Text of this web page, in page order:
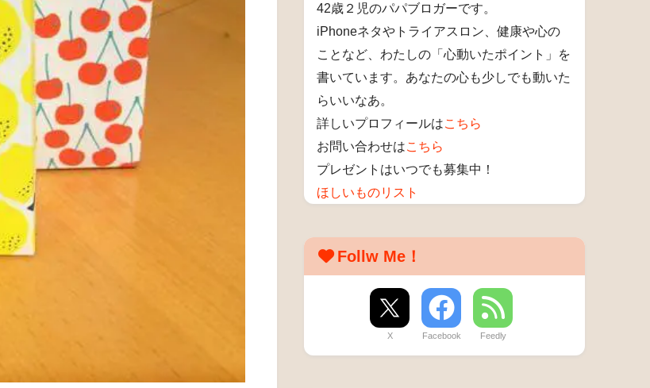
42歳２児のパパブロガーです。
iPhoneネタやトライアスロン、健康や心の
ことなど、わたしの「心動いたポイント」を
書いています。あなたの心も少しでも動いた
らいいなあ。
詳しいプロフィールはこちら
お問い合わせはこちら
プレゼントはいつでも募集中！
ほしいものリスト
Follw Me！
X Facebook Feedly